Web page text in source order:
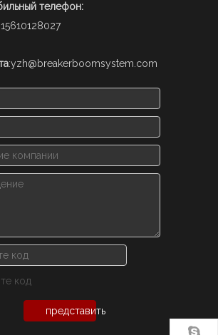
телефон:
:yzh@breakerboomsystem.com
представить